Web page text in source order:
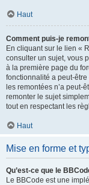
Haut
Comment puis-je
En cliquant sur le lien «
consulter un sujet, vous
à la première page du
fonctionnalité a peut-être
les remontées n’a peut-
remonter le sujet
tout en respectant les
Haut
Mise en forme et
Qu’est-ce que le
Le BBCode est une